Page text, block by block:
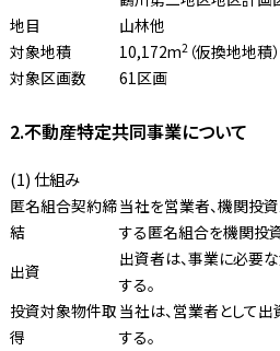
地目
山林他
対象地積
10,172m2（仮換地地積）
対象区画数
61区画
2.不動産特定共同事業について
(1) 仕組み
匿名組合契約締
結
当社を営業者、機関投
する匿名組合を機関投
出資
出資者は、事業に必要
する。
投資対象物件取
得
当社は、営業者として
する。